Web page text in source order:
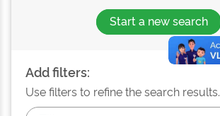
Start a new search
Add filters:
Use filters to refine the search results.